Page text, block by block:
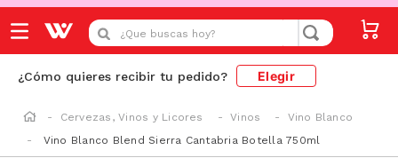
¿Que buscas hoy?
¿Cómo quieres recibir tu pedido? Elegir
Cervezas, Vinos y Licores Vinos
Vino Blanco
Vino Blanco Blend Sierra Cantabria Botella 750ml